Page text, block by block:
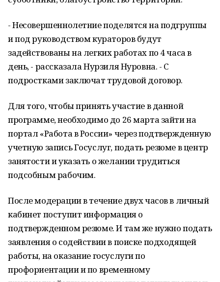
- Несовершеннолетние поделятся на подгруппы
и под руководством кураторов будут
задействованы на легких работах по 4 часа в
день, - рассказала Нурзиля Нуровна. - С
подростками заключат трудовой договор.
Для того, чтобы принять участие в данной
программе, необходимо до 26 марта зайти на
портал «Работа в России» через подтвержденную
учетную запись Госуслуг, подать резюме в центр
занятости и указать о желании трудиться
подсобным рабочим.
После модерации в течение двух часов в личный
кабинет поступит информация о
подтвержденном резюме. И там же нужно подать
заявления о содействии в поиске подходящей
работы, на оказание госуслуги по
профориентации и по временному